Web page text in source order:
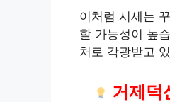
이처럼 시세는
할 가능성이 높
처로 각광받고
거제덕